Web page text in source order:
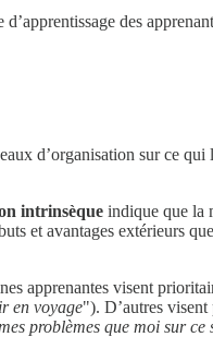
des
d’organisation sur ce
intrinsèque indique que la
et avantages extérieurs
apprenantes visent
en voyage"). D’autres
problèmes que moi sur ce